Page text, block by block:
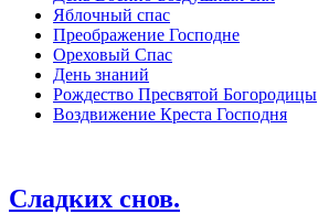
Яблочный спас
Преображение Господне
Ореховый Спас
День знаний
Рождество Пресвятой Богородицы
Воздвижение Креста Господня
Сладких снов.